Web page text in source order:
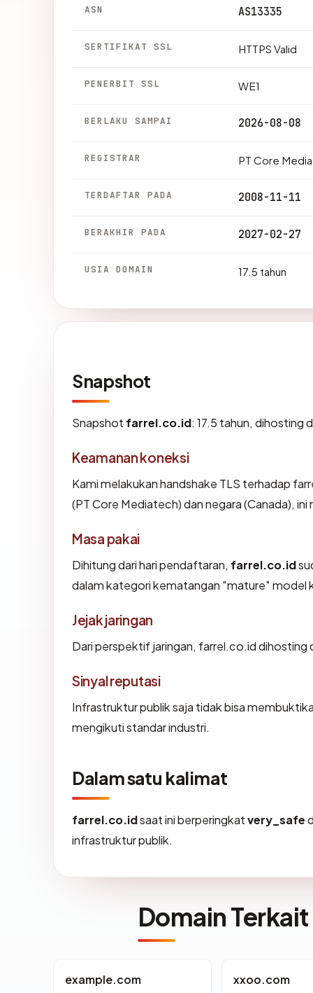
ASN AS13335
SERTIFIKAT SSL HTTPS Valid
PENERBIT SSL WE1
BERLAKU SAMPAI 2026-08-08
REGISTRAR PT Core
TERDAFTAR PADA 2008-11-11
BERAKHIR PADA 2027-02-27
USIA DOMAIN 17.5 tahun
Snapshot
Snapshot farrel.co.id: 17.5 tahun, dihosting
Keamanan koneksi
Kami melakukan handshake TLS terhadap
(PT Core Mediatech) dan negara (Canada),
Masa pakai
Dihitung dari hari pendaftaran, farrel.co.id
dalam kategori kematangan "mature" model
Jejak jaringan
Dari perspektif jaringan, farrel.co.id dihosting
Sinyal reputasi
Infrastruktur publik saja tidak bisa
mengikuti standar industri.
Dalam satu kalimat
farrel.co.idsaat ini berperingkatvery_safe
infrastruktur publik.
Domain Terkait
example.com xxoo.com